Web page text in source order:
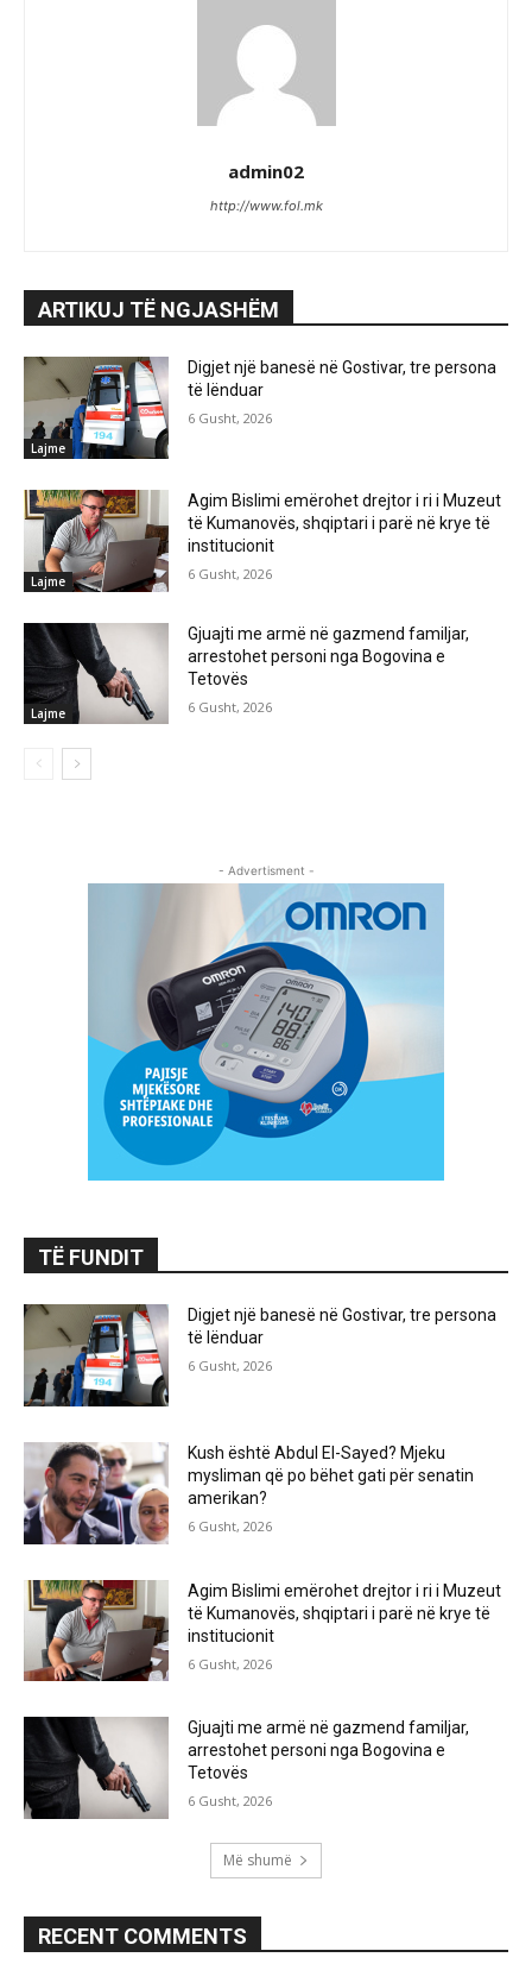
admin02
http://www.fol.mk
ARTIKUJ TË NGJASHËM
Lajme
Digjet një banesë në Gostivar, tre persona
të lënduar
6 Gusht, 2026
Lajme
Agim Bislimi emërohet drejtor i ri i Muzeut
të Kumanovës, shqiptari i parë në krye të
institucionit
6 Gusht, 2026
Lajme
Gjuajti me armë në gazmend familjar,
arrestohet personi nga Bogovina e
Tetovës
6 Gusht, 2026
- Advertisment -
TË FUNDIT
Digjet një banesë në Gostivar, tre persona
të lënduar
6 Gusht, 2026
Kush është Abdul El-Sayed? Mjeku
mysliman që po bëhet gati për senatin
amerikan?
6 Gusht, 2026
Agim Bislimi emërohet drejtor i ri i Muzeut
të Kumanovës, shqiptari i parë në krye të
institucionit
6 Gusht, 2026
Gjuajti me armë në gazmend familjar,
arrestohet personi nga Bogovina e
Tetovës
6 Gusht, 2026
Më shumë
RECENT COMMENTS